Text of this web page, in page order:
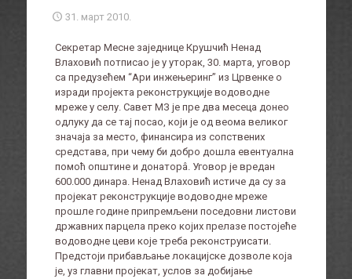
31. март 2010.
Секретар Месне заједнице Крушчић Ненад
Влаховић потписао је у уторак, 30. марта, уговор
са предузећем “Ари инжењеринг” из Црвенке о
изради пројекта реконструкције водоводне
мреже у селу. Савет МЗ је пре два месеца донео
одлуку да се тај посао, који је од веома великог
значаја за место, финансира из сопствених
средстава, при чему би добро дошла евентуална
помоћ општине и донаторâ. Уговор је вредан
600.000 динара. Ненад Влаховић истиче да су за
пројекат реконструкције водоводне мреже
прошле године припремљени поседовни листови
државних парцела преко којих прелазе постојеће
водоводне цеви које треба реконструисати.
Предстоји прибављање локацијске дозволе која
је, уз главни пројекат, услов за добијање